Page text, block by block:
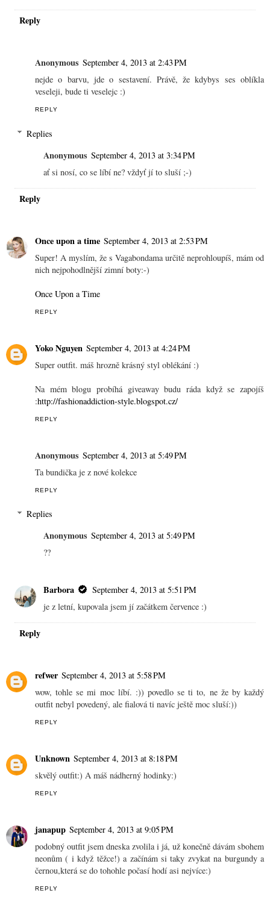
Reply
Anonymous September 4, 2013 at 2:43 PM
nejde o barvu, jde o sestavení. Právě, že kdybys ses oblíkla
veseleji, bude ti veselejc :)
REPLY
Replies
Anonymous September 4, 2013 at 3:34 PM
ať si nosí, co se líbí ne? vždyť jí to sluší ;-)
Reply
Once upon a time September 4, 2013 at 2:53 PM
Super! A myslím, že s Vagabondama určitě neprohloupíš, mám od
nich nejpohodlnější zimní boty:-)
Once Upon a Time
REPLY
Yoko Nguyen September 4, 2013 at 4:24 PM
Super outfit. máš hrozně krásný styl oblékání :)
Na mém blogu probíhá giveaway budu ráda když se zapojíš
:http://fashionaddiction-style.blogspot.cz/
REPLY
Anonymous September 4, 2013 at 5:49 PM
Ta bundička je z nové kolekce
REPLY
Replies
Anonymous September 4, 2013 at 5:49 PM
??
Barbora
September 4, 2013 at 5:51 PM
je z letní, kupovala jsem jí začátkem července :)
Reply
refwer September 4, 2013 at 5:58 PM
wow, tohle se mi moc líbí. :)) povedlo se ti to, ne že by každý
outfit nebyl povedený, ale fialová ti navíc ještě moc sluší:))
REPLY
Unknown September 4, 2013 at 8:18 PM
skvělý outfit:) A máš nádherný hodinky:)
REPLY
janapup September 4, 2013 at 9:05 PM
podobný outfit jsem dneska zvolila i já, už konečně dávám sbohem
neonům ( i když těžce!) a začínám si taky zvykat na burgundy a
černou,která se do tohohle počasí hodí asi nejvíce:)
REPLY